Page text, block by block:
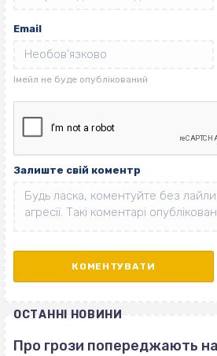
Email
Залиште свій коментр
ОСТАННІ НОВИНИ
Про грози попереджають